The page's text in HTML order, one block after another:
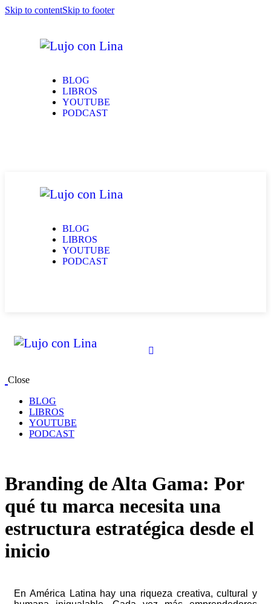
Skip to contentSkip to footer
BLOG
LIBROS
YOUTUBE
PODCAST
BLOG
LIBROS
YOUTUBE
PODCAST
Close
BLOG
LIBROS
YOUTUBE
PODCAST
Branding de Alta Gama: Por
qué tu marca necesita una
estructura estratégica desde el
inicio
En América Latina hay una riqueza creativa, cultural y